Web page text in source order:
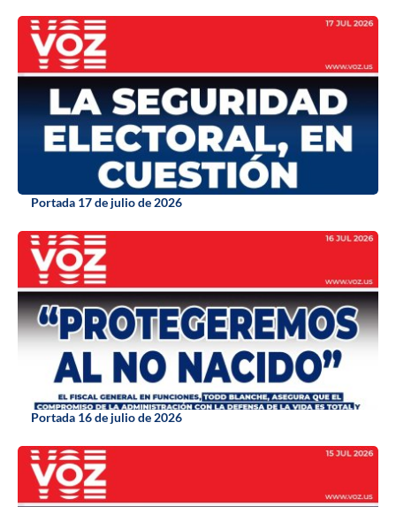
Portada 17 de julio de 2026
Portada 16 de julio de 2026